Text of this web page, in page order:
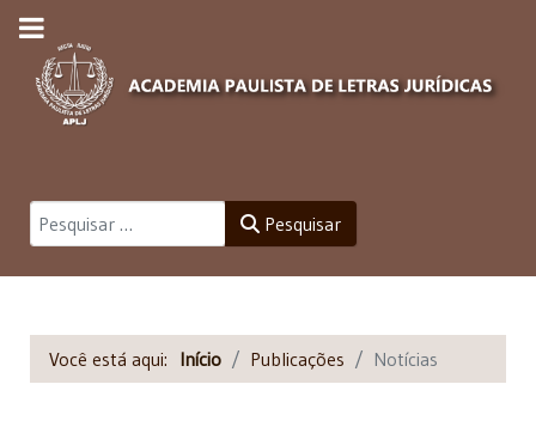
Pesquisar Pesquisar
Você está aqui: Início Publicações Notícias